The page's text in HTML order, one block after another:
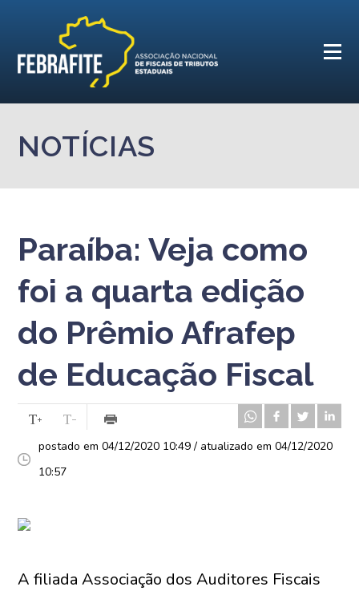
NOTÍCIAS
Paraíba: Veja como
foi a quarta edição
do Prêmio Afrafep
de Educação Fiscal
postado em 04/12/2020 10:49 / atualizado em 04/12/2020
10:57
A filiada Associação dos Auditores Fiscais